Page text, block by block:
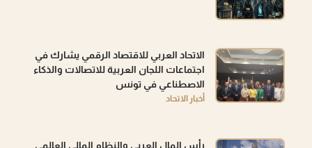
الاتحاد العربي للاقتصاد الرقمي يشارك في
اجتماعات اللجان العربية للاتصالات والذكاء
الاصطناعي في تونس
أخبار الاتحاد
رأس المال العربي والنظام المالي العالمي